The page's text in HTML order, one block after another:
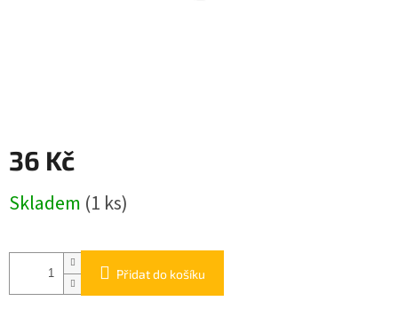
36 Kč
cena:
Skladem (1 ks)
Přidat do košíku